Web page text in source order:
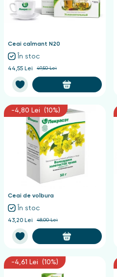
Ceai calmant N20
În stoc
44,55 Lei 49,50 Lei
-4,80 Lei (10%)
Ceai de volbura
În stoc
43,20 Lei 48,00 Lei
-4,61 Lei (10%)